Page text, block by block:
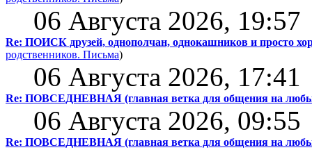
06 Августа 2026, 19:57
Re: ПОИСК друзей, однополчан, однокашников и просто
родственников. Письма)
06 Августа 2026, 17:41
Re: ПОВСЕДНЕВНАЯ (главная ветка для общения на
06 Августа 2026, 09:55
Re: ПОВСЕДНЕВНАЯ (главная ветка для общения на